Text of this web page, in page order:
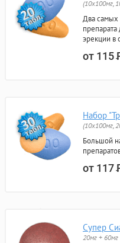
(10x100мг,
Два самых
эрекции в
от 115
Набор
(10x100мг,
Большой
от 117
Супер
20мг + 60мг